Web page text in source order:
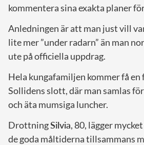
kommentera sina exakta planer
Anledningen är att man just vill
lite mer ”under radarn” än man
ute på officiella uppdrag.
Hela kungafamiljen kommer få
Sollidens slott, där man samlas
och äta mumsiga luncher.
DrottningSilvia, 80, lägger
de goda måltiderna tillsammans